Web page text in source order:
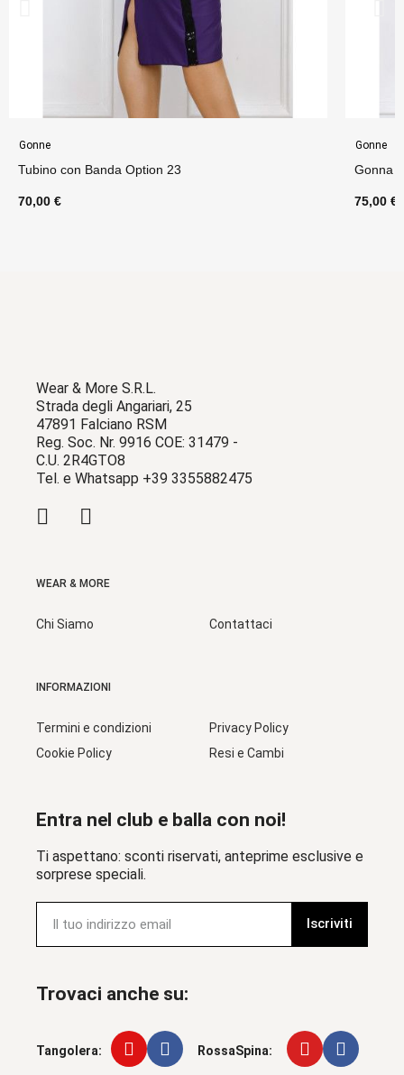
Gonne
Tubino con Banda Option 23
70,00 €
Gonne
Gonna
75,00 €
Wear & More S.R.L.
Strada degli Angariari, 25
47891 Falciano RSM
Reg. Soc. Nr. 9916 COE: 31479 -
C.U. 2R4GTO8
Tel. e Whatsapp +39 3355882475
WEAR & MORE
Chi Siamo Contattaci
INFORMAZIONI
Termini e condizioni
Cookie Policy
Privacy Policy
Resi e Cambi
Entra nel club e balla con noi!
Ti aspettano: sconti riservati, anteprime esclusive e
sorprese speciali.
Iscriviti
Trovaci anche su:
Tangolera: RossaSpina: